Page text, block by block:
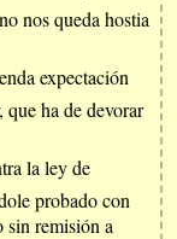
nos queda hostia
expectación
ha de devorar
la ley de
probado con
sin remisión a